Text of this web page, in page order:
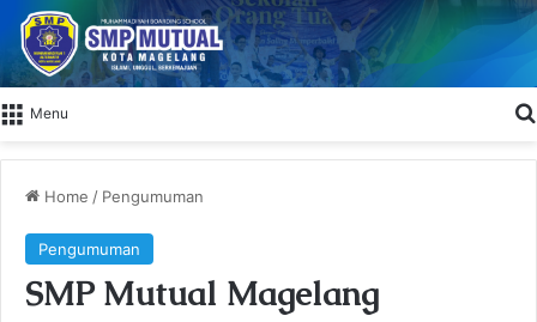
Menu
Home / Pengumuman
Pengumuman
SMP Mutual Magelang